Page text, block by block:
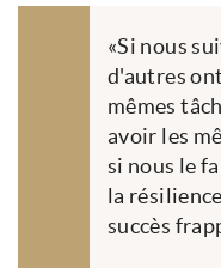
«Si nous
d'autres
mêmes
avoir les
si nous le
la
succès